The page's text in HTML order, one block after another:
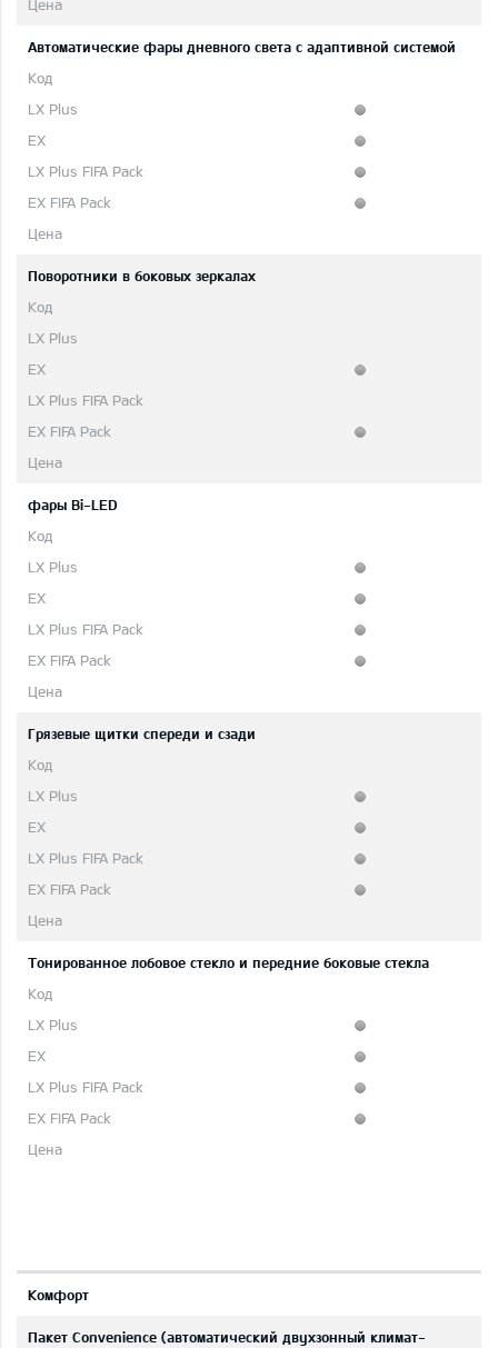
Автоматические фары дневного света с адаптивной системой
Поворотники в боковых зеркалах
фары Bi-LED
Грязевые щитки спереди и сзади
Тонированное лобовое стекло и передние боковые стекла
Комфорт
Пакет Convenience (автоматический двухзонный климат-